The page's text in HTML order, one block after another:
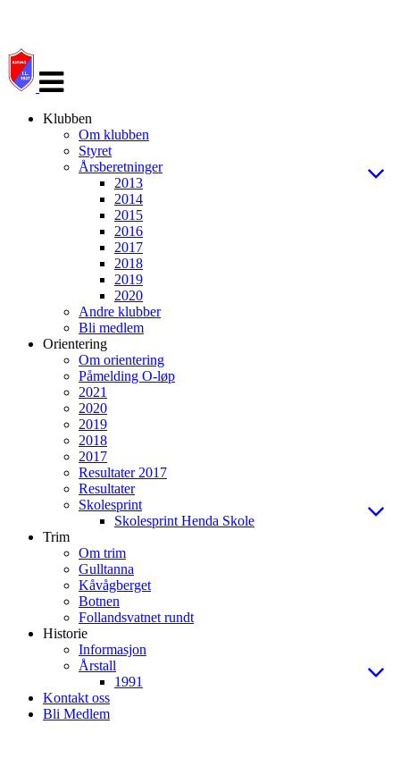
navigasjon
Klubben
Om klubben
Styret
Årsberetninger
2013
2014
2015
2016
2017
2018
2019
2020
Andre klubber
Bli medlem
Orientering
Om orientering
Påmelding O-løp
2021
2020
2019
2018
2017
Resultater 2017
Resultater
Skolesprint
Skolesprint Henda Skole
Trim
Om trim
Gulltanna
Kåvågberget
Botnen
Follandsvatnet rundt
Historie
Informasjon
Årstall
1991
Kontakt oss
Bli Medlem